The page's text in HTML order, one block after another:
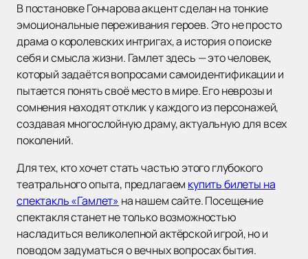
В постановке Гончарова акцент сделан на тонкие
эмоциональные переживания героев. Это не просто
драма о королевских интригах, а история о поиске
себя и смысла жизни. Гамлет здесь — это человек,
который задаётся вопросами самоидентификации и
пытается понять своё место в мире. Его неврозы и
сомнения находят отклик у каждого из персонажей,
создавая многослойную драму, актуальную для всех
поколений.
Для тех, кто хочет стать частью этого глубокого
театрального опыта, предлагаем купить билеты на
спектакль «Гамлет» на нашем сайте. Посещение
спектакля станет не только возможностью
насладиться великолепной актёрской игрой, но и
поводом задуматься о вечных вопросах бытия.